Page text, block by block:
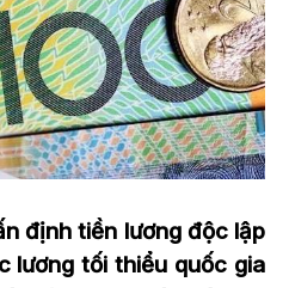
định tiền lương độc lập
lương tối thiểu quốc gia